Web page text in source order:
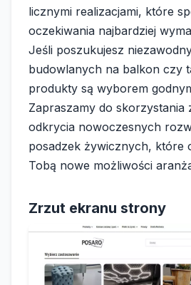
licznymi realizacjami, które
oczekiwania najbardziej
Jeśli poszukujesz
budowlanych na balkon czy
produkty są wyborem
Zapraszamy do
odkrycia nowoczesnych
posadzek żywicznych, które
Tobą nowe możliwości
Zrzut ekranu strony